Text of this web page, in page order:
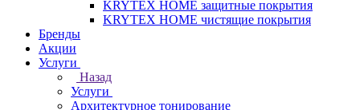
KRYTEX HOME защитные покрытия
KRYTEX HOME чистящие покрытия
Бренды
Акции
Услуги
Назад
Услуги
Архитектурное тонирование